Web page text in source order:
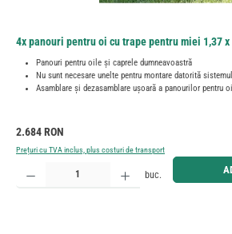
4x panouri pentru oi cu trape pentru miei 1,37 x
Panouri pentru oile și caprele dumneavoastră
Nu sunt necesare unelte pentru montare datorită
Asamblare și dezasamblare ușoară a panourilor pentru oi
Preț obișnuit:
2.684 RON
Prețuri cu TVA inclus, plus costuri de transport
Cantitate produs: Introduceți cantitatea dorită sau utilizați
buc.